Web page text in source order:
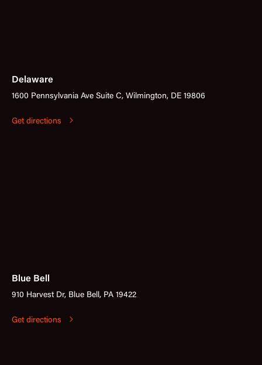
Delaware
1600 Pennsylvania Ave Suite C, Wilmington, DE 19806
Get directions
Blue Bell
910 Harvest Dr, Blue Bell, PA 19422
Get directions